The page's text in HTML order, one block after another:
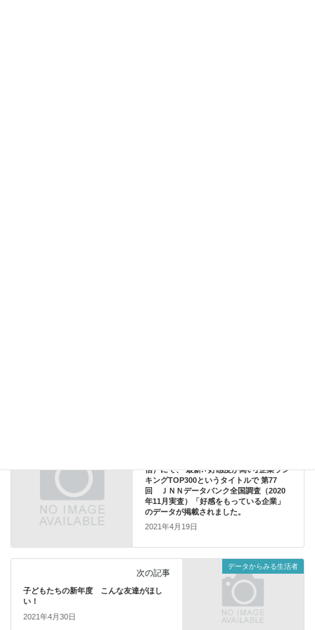
信）にて、 最新!｢好感度が高い｣企業ラン
キングTOP300というタイトルで 第77
回 ＪＮＮデータバンク全国調査（2020
年11月実査）「好感をもっている企業」
のデータが掲載されました。
2021年4月19日
データからみる生活者
次の記事
子どもたちの新年度 こんな友達がほし
い！
2021年4月30日